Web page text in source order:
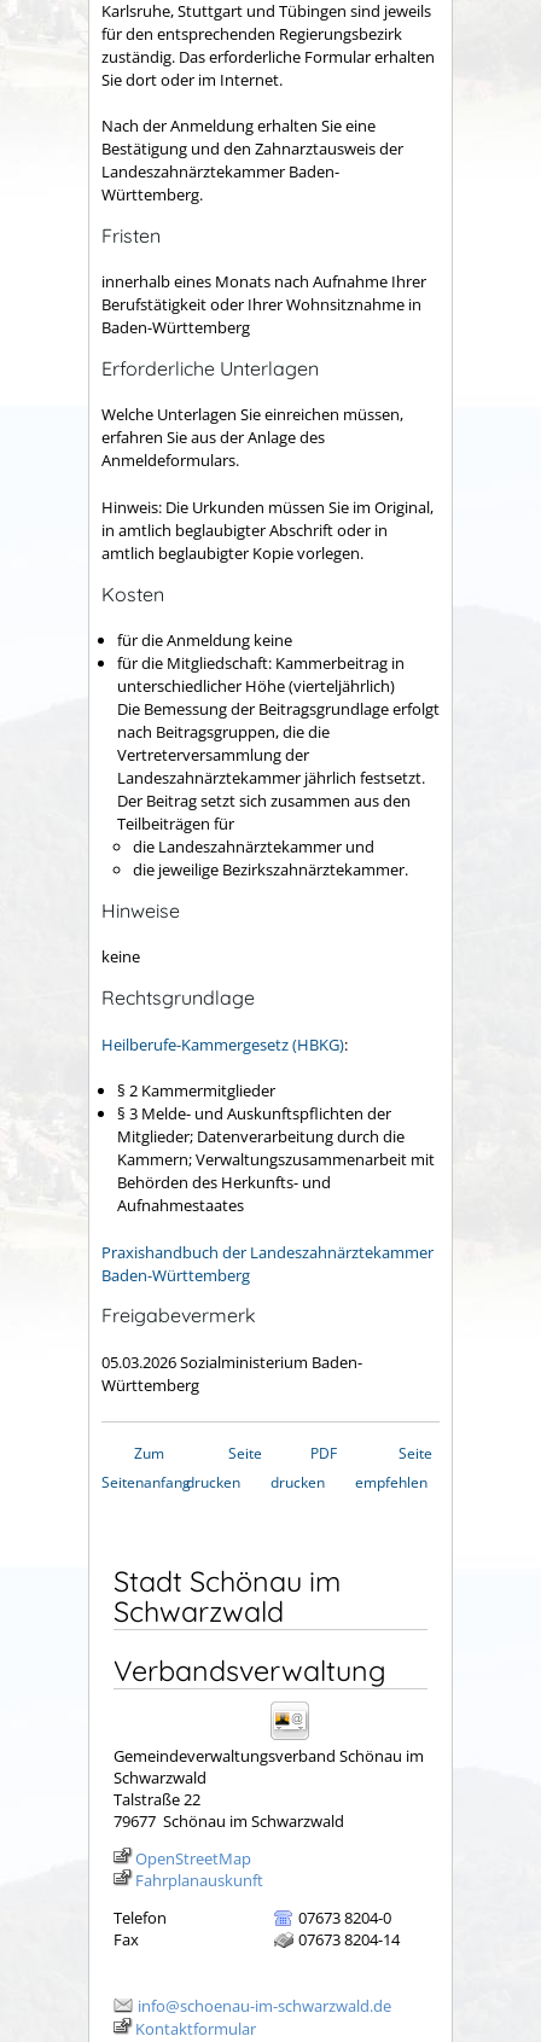
Karlsruhe, Stuttgart und Tübingen sind jeweils
für den entsprechenden Regierungsbezirk
zuständig. Das erforderliche Formular erhalten
Sie dort oder im Internet.
Nach der Anmeldung erhalten Sie eine
Bestätigung und den Zahnarztausweis der
Landeszahnärztekammer Baden-
Württemberg.
Fristen
innerhalb eines Monats nach Aufnahme Ihrer
Berufstätigkeit oder Ihrer Wohnsitznahme in
Baden-Württemberg
Erforderliche Unterlagen
Welche Unterlagen Sie einreichen müssen,
erfahren Sie aus der Anlage des
Anmeldeformulars.
Hinweis: Die Urkunden müssen Sie im Original,
in amtlich beglaubigter Abschrift oder in
amtlich beglaubigter Kopie vorlegen.
Kosten
für die Anmeldung keine
für die Mitgliedschaft: Kammerbeitrag in
unterschiedlicher Höhe (vierteljährlich)
Die Bemessung der Beitragsgrundlage erfolgt
nach Beitragsgruppen, die die
Vertreterversammlung der
Landeszahnärztekammer jährlich festsetzt.
Der Beitrag setzt sich zusammen aus den
Teilbeiträgen für
die Landeszahnärztekammer und
die jeweilige Bezirkszahnärztekammer.
Hinweise
keine
Rechtsgrundlage
Heilberufe-Kammergesetz (HBKG):
§ 2 Kammermitglieder
§ 3 Melde- und Auskunftspflichten der
Mitglieder; Datenverarbeitung durch die
Kammern; Verwaltungszusammenarbeit mit
Behörden des Herkunfts- und
Aufnahmestaates
Praxishandbuch der Landeszahnärztekammer
Baden-Württemberg
Freigabevermerk
05.03.2026 Sozialministerium Baden-
Württemberg
Zum
Seitenanfang
Seite
drucken
PDF
drucken
Seite
empfehlen
Stadt Schönau im
Schwarzwald
Verbandsverwaltung
Gemeindeverwaltungsverband Schönau im
Schwarzwald
Talstraße 22
79677 Schönau im Schwarzwald
OpenStreetMap
Fahrplanauskunft
Telefon
07673 8204-0
Fax
07673 8204-14
info@schoenau-im-schwarzwald.de
Kontaktformular